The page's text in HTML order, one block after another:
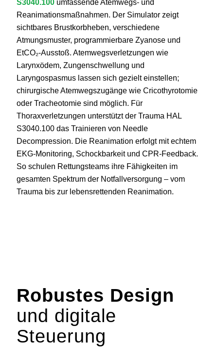
S3040.100umfassende Atemwegs- und
Reanimationsmaßnahmen. Der Simulator zeigt
sichtbares Brustkorbheben, verschiedene
Atmungsmuster, programmierbare Zyanose und
EtCO₂-Ausstoß. Atemwegsverletzungen wie
Larynxödem, Zungenschwellung und
Laryngospasmus lassen sich gezielt einstellen;
chirurgische Atemwegszugänge wie Cricothyrotomie
oder Tracheotomie sind möglich. Für
Thoraxverletzungen unterstützt der Trauma HAL
S3040.100 das Trainieren von Needle
Decompression. Die Reanimation erfolgt mit echtem
EKG‑Monitoring, Schockbarkeit und CPR‑Feedback.
So schulen Rettungsteams ihre Fähigkeiten im
gesamten Spektrum der Notfallversorgung – vom
Trauma bis zur lebensrettenden Reanimation.
Robustes Design
und digitale
Steuerung